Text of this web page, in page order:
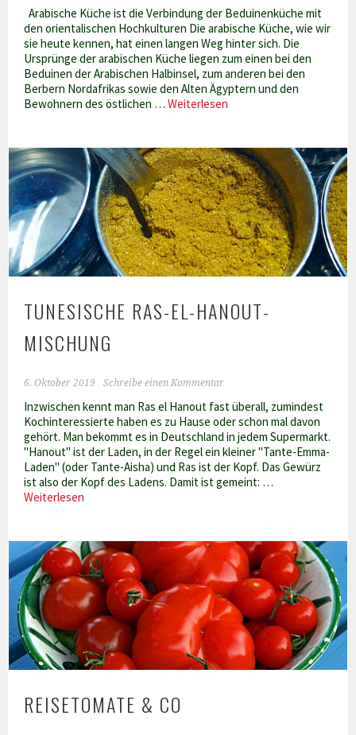
Arabische Küche ist die Verbindung der Beduinenküche mit
den orientalischen Hochkulturen Die arabische Küche, wie wir
sie heute kennen, hat einen langen Weg hinter sich. Die
Ursprünge der arabischen Küche liegen zum einen bei den
Beduinen der Arabischen Halbinsel, zum anderen bei den
Berbern Nordafrikas sowie den Alten Ägyptern und den
Bewohnern des östlichen …Weiterlesen
ihre
Entwicklung
zwischen
Zelten
und
Palästen
TUNESISCHE RAS-EL-HANOUT-
MISCHUNG
6. Oktober 2019 Schreibe einen Kommentar
Inzwischen kennt man Ras el Hanout fast überall, zumindest
Kochinteressierte haben es zu Hause oder schon mal davon
gehört. Man bekommt es in Deutschland in jedem Supermarkt.
"Hanout" ist der Laden, in der Regel ein kleiner "Tante-Emma-
Laden" (oder Tante-Aisha) und Ras ist der Kopf. Das Gewürz
ist also der Kopf des Ladens. Damit ist gemeint: …
Weiterlesen
Hanout-
Mischung
REISETOMATE & CO